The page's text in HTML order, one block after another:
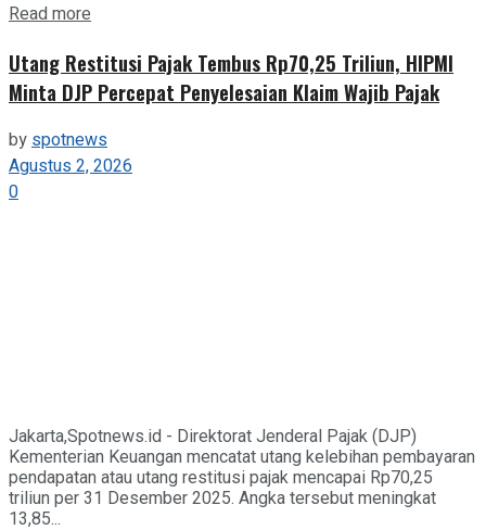
Read more
Utang Restitusi Pajak Tembus Rp70,25 Triliun, HIPMI
Minta DJP Percepat Penyelesaian Klaim Wajib Pajak
byspotnews
Agustus 2, 2026
0
Jakarta,Spotnews.id - Direktorat Jenderal Pajak (DJP)
Kementerian Keuangan mencatat utang kelebihan pembayaran
pendapatan atau utang restitusi pajak mencapai Rp70,25
triliun per 31 Desember 2025. Angka tersebut meningkat
13,85...